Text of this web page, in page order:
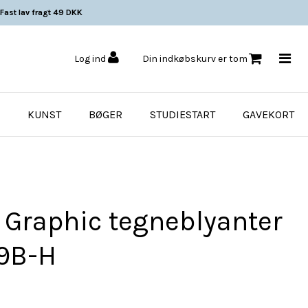
Fast lav fragt 49 DKK
Log ind Din indkøbskurv er tom
KUNST BØGER STUDIESTART GAVEKORT
tegneblyanter
H